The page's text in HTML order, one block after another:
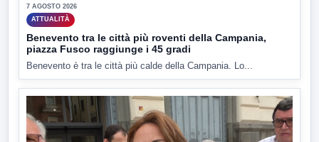
7 AGOSTO 2026
ATTUALITÀ
Benevento tra le città più roventi della Campania,
piazza Fusco raggiunge i 45 gradi
Benevento è tra le città più calde della Campania. Lo...